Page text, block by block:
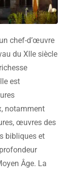
chef-d’œuvre
du XIIe siècle
est
notamment
œuvres des
bibliques et
Âge. La